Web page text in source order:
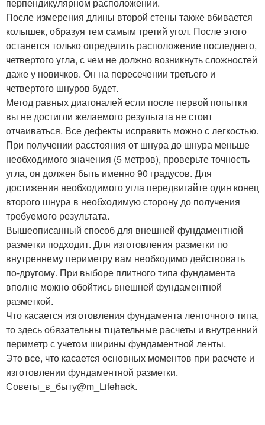
перпендикулярном расположении.
После измерения длины второй стены также вбивается
колышек, образуя тем самым третий угол. После этого
останется только определить расположение последнего,
четвертого угла, с чем не должно возникнуть сложностей
даже у новичков. Он на пересечении третьего и
четвертого шнуров будет.
Метод равных диагоналей если после первой попытки
вы не достигли желаемого результата не стоит
отчаиваться. Все дефекты исправить можно с легкостью.
При получении расстояния от шнура до шнура меньше
необходимого значения (5 метров), проверьте точность
угла, он должен быть именно 90 градусов. Для
достижения необходимого угла передвигайте один конец
второго шнура в необходимую сторону до получения
требуемого результата.
Вышеописанный способ для внешней фундаментной
разметки подходит. Для изготовления разметки по
внутреннему периметру вам необходимо действовать
по-другому. При выборе плитного типа фундамента
вполне можно обойтись внешней фундаментной
разметкой.
Что касается изготовления фундамента ленточного типа,
то здесь обязательны тщательные расчеты и внутренний
периметр с учетом ширины фундаментной ленты.
Это все, что касается основных моментов при расчете и
изготовлении фундаментной разметки.
Советы_в_быту@m_Lifehack.